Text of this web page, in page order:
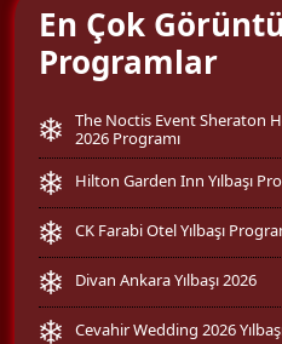
En Çok
Programlar
The Noctis Event Sheraton
2026 Programı
Hilton Garden Inn Yılbaşı
CK Farabi Otel Yılbaşı
Divan Ankara Yılbaşı 2026
Cevahir Wedding 2026